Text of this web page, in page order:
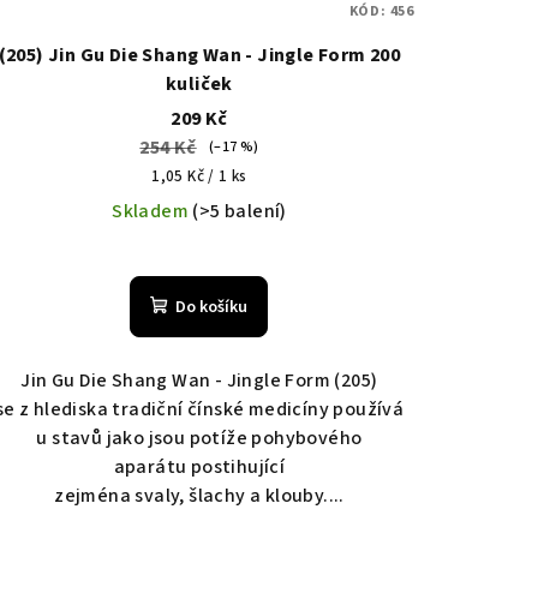
Jin Gu Die Shang Wan - Jingle Form 200
kuliček
209 Kč
254 Kč
(–17 %)
Měrná
cena:
1,05 Kč / 1 ks
Skladem (>5 balení)
Do košíku
Jin Gu Die Shang Wan - Jingle Form (205)
z hlediska tradiční čínské medicíny používá
u stavů jako jsou potíže pohybového
aparátu postihující
zejména svaly, šlachy a klouby....
KÓD: 456